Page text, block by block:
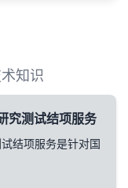
知识
究测试结项服务
结项服务是针对国